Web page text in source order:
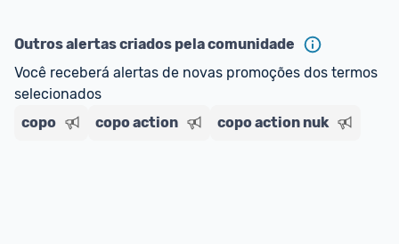
Outros alertas criados pela comunidade
Você receberá alertas de novas promoções dos termos
selecionados
copo
copo action copo action nuk